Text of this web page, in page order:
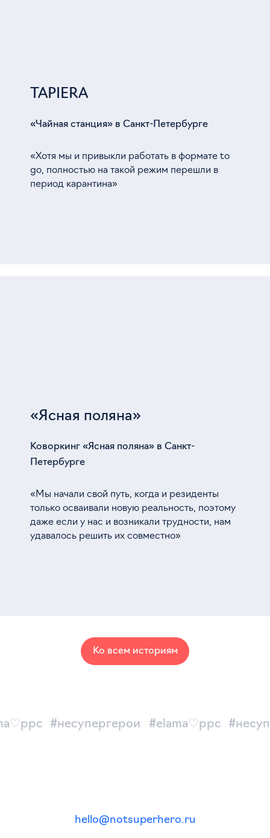
TAPIERA
«Чайная станция» в Санкт-Петербурге
«Хотя мы и привыкли работать в формате to
go, полностью на такой режим перешли в
период карантина»
«Ясная поляна»
Коворкинг «Ясная поляна» в Санкт-
Петербурге
«Мы начали свой путь, когда и резиденты
только осваивали новую реальность, поэтому
даже если у нас и возникали трудности, нам
удавалось решить их совместно»
Ко всем историям
#несупергерои #elama♡ppc
hello@notsuperhero.ru